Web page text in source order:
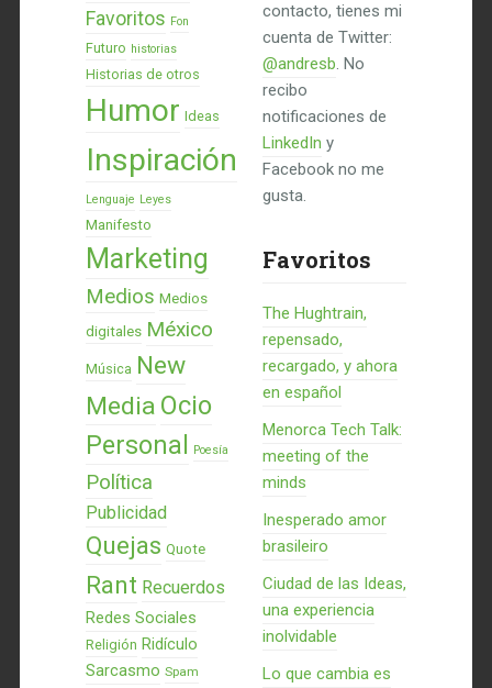
Favoritos Fon
Futuro historias
Historias de otros
Humor Ideas
Inspiración
Lenguaje Leyes
Manifesto
Marketing
Medios Medios
digitales México
Música New
Media Ocio
Personal Poesía
Política
Publicidad
Quejas Quote
Rant Recuerdos
Redes Sociales
Religión Ridículo
Sarcasmo Spam
contacto, tienes mi
cuenta de Twitter:
@andresb. No
recibo
notificaciones de
LinkedIn y
Facebook no me
gusta.
Favoritos
The Hughtrain,
repensado,
recargado, y ahora
en español
Menorca Tech Talk:
meeting of the
minds
Inesperado amor
brasileiro
Ciudad de las Ideas,
una experiencia
inolvidable
Lo que cambia es